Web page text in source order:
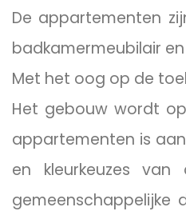
De appartementen
badkamermeubilair
Met het oog op de
Het gebouw wordt
appartementen is
en kleurkeuzes